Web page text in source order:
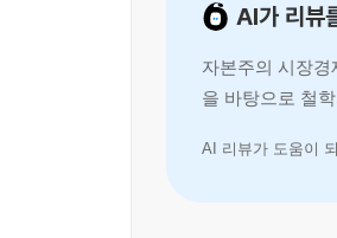
세상의 모든 땅값이 상승
유일하게 오르는 것은 땅
인간의 이기심이 세상을
올려주세요. -딥
AI가 리뷰
자본주의 시장
을 바탕으로 철
흐름과 부의 작